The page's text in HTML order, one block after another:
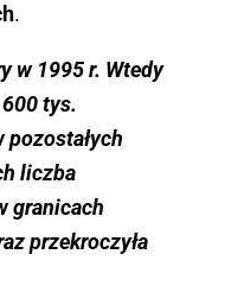
.
w 1995 r. Wtedy
600 tys.
liczba
granicach
przekroczyła